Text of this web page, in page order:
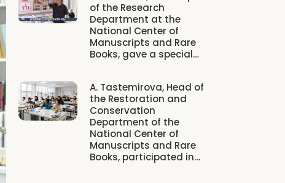
of the Research
Department at the
National Center of
Manuscripts and Rare
Books, gave a special…
A. Tastemirova, Head of
the Restoration and
Conservation
Department of the
National Center of
Manuscripts and Rare
Books, participated in…